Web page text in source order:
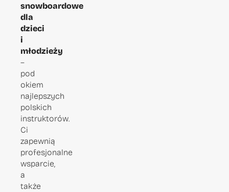
snowboardowe
dla
dzieci
i
młodzieży
–
pod
okiem
najlepszych
polskich
instruktorów.
Ci
zapewnią
profesjonalne
wsparcie,
a
także